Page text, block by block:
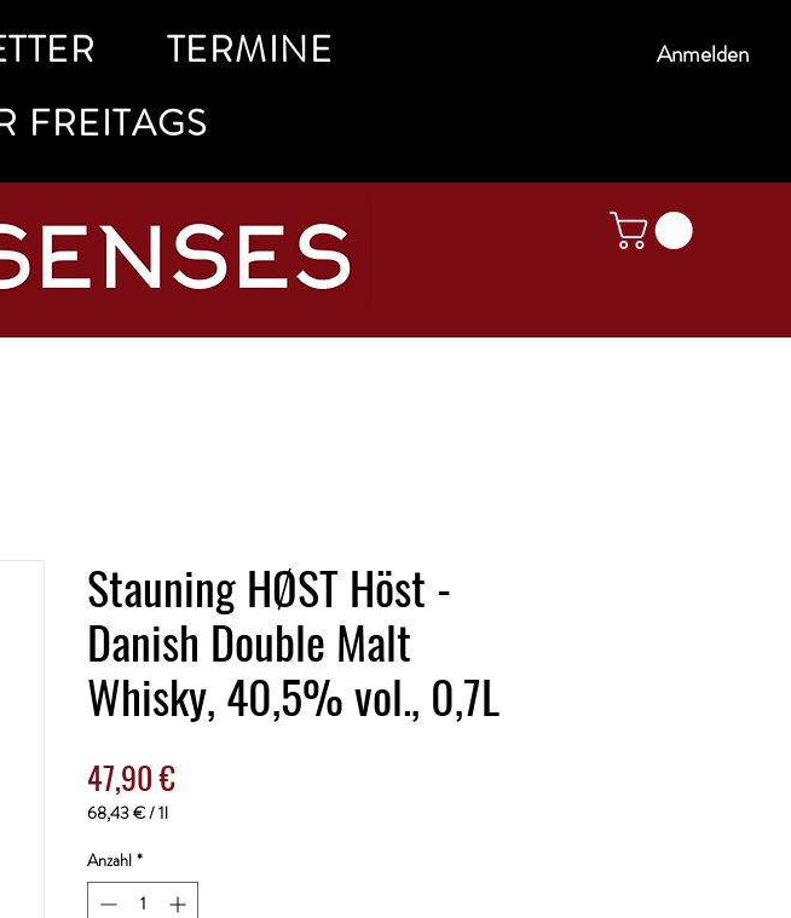
TERMINE
FREITAGS
Anmelden
Stauning HØST Höst -
Danish Double Malt
Whisky, 40,5% vol., 0,7L
47,90 €Preis
68,43 €/1l
pro
1
Liter
Anzahl *